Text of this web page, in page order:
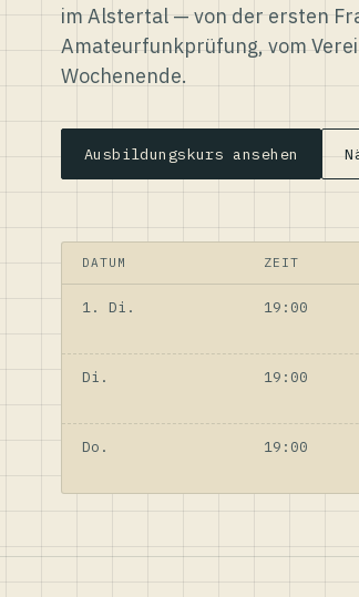
im Alstertal — von der ersten
Amateurfunkprüfung, vom
Wochenende.
Ausbildungskurs ansehen
DATUM ZEIT
1. Di. 19:00
Di. 19:00
Do. 19:00